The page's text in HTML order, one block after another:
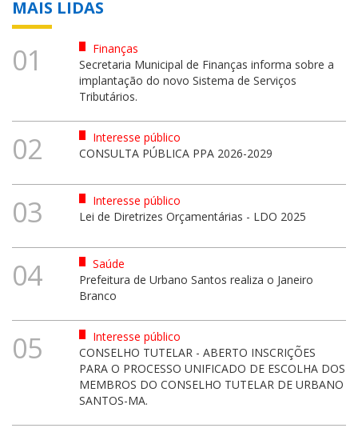
MAIS LIDAS
01
Finanças
Secretaria Municipal de Finanças informa sobre a
implantação do novo Sistema de Serviços
Tributários.
02
Interesse público
CONSULTA PÚBLICA PPA 2026-2029
03
Interesse público
Lei de Diretrizes Orçamentárias - LDO 2025
04
Saúde
Prefeitura de Urbano Santos realiza o Janeiro
Branco
05
Interesse público
CONSELHO TUTELAR - ABERTO INSCRIÇÕES
PARA O PROCESSO UNIFICADO DE ESCOLHA DOS
MEMBROS DO CONSELHO TUTELAR DE URBANO
SANTOS-MA.